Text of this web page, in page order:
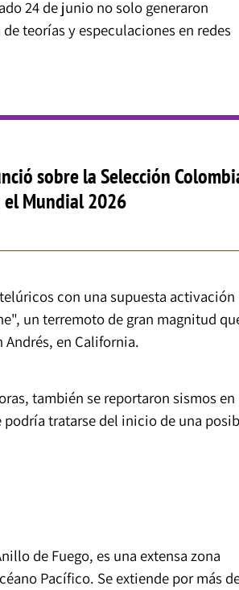
24 de junio no solo generaron
teorías y especulaciones en redes
sobre la Selección
Mundial 2026
con una supuesta activación
un terremoto de gran magnitud
en California.
también se reportaron sismos en
tratarse del inicio de una
de Fuego, es una extensa zona
Pacífico. Se extiende por más